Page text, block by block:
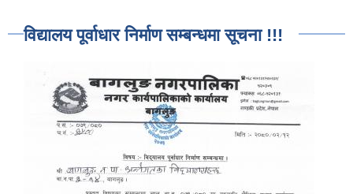
विद्यालय पूर्वाधार निर्माण सम्बन्धमा सूचना !!!